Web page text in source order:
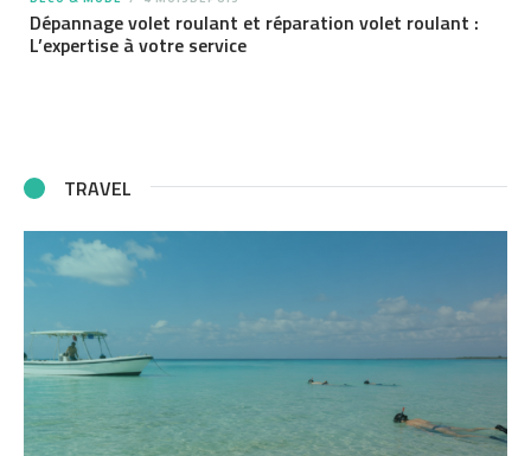
Dépannage volet roulant et réparation volet roulant :
L’expertise à votre service
TRAVEL